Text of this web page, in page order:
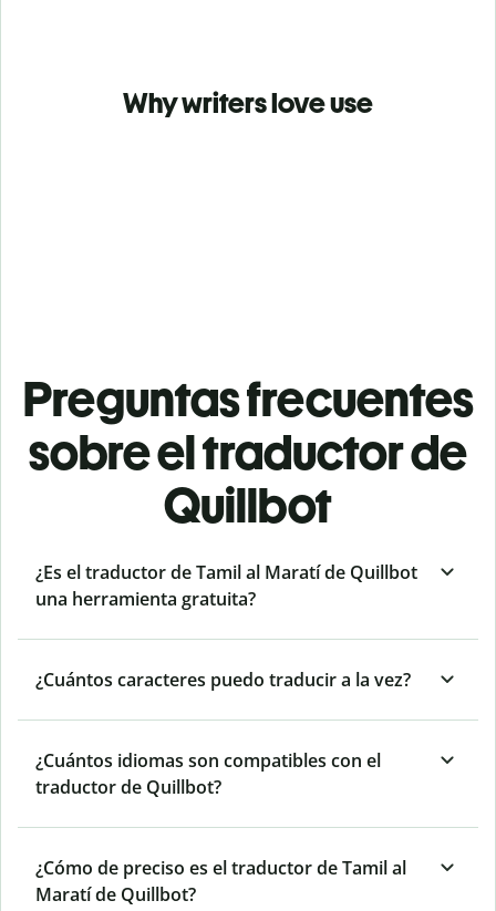
Why writers love use
Preguntas frecuentes
sobre el traductor de
Quillbot
¿Es el traductor de Tamil al Maratí de Quillbot
una herramienta gratuita?
¿Cuántos caracteres puedo traducir a la vez?
¿Cuántos idiomas son compatibles con el
traductor de Quillbot?
¿Cómo de preciso es el traductor de Tamil al
Maratí de Quillbot?